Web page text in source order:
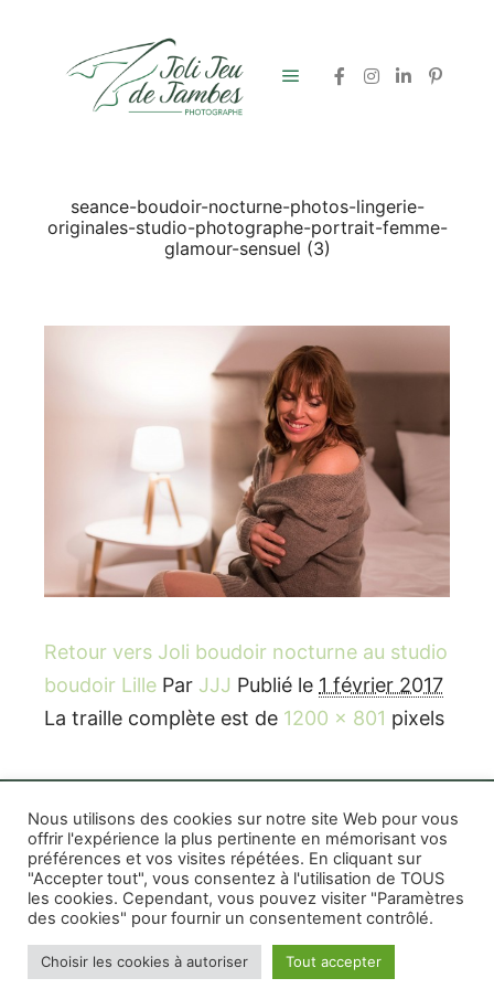
seance-boudoir-nocturne-photos-lingerie-
originales-studio-photographe-portrait-femme-
glamour-sensuel (3)
Retour vers Joli boudoir nocturne au studio
boudoir Lille Par JJJ Publié le 1 février 2017
La traille complète est de 1200 × 801 pixels
Rife WordPress Theme|Photographe boudoir et
photo thérapeutique Montréal Lille Avignon
Photographe mariage et famille Montréal|
Photographe commercial Montréal
Mentions
légales
Nous utilisons des cookies sur notre site Web pour vous
offrir l'expérience la plus pertinente en mémorisant vos
préférences et vos visites répétées. En cliquant sur
"Accepter tout", vous consentez à l'utilisation de TOUS
les cookies. Cependant, vous pouvez visiter "Paramètres
des cookies" pour fournir un consentement contrôlé.
Choisir les cookies à autoriser Tout accepter